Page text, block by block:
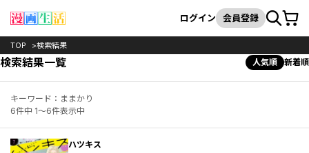
検索
ログイン 会員登録カート
TOP 検索結果
検索結果一覧 人気順 新着順
キーワード：ままかり
6件中 1～6件表示中
ハツキス